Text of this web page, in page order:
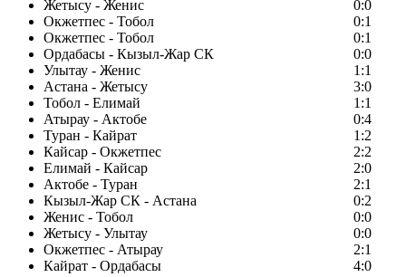
Жетысу - Женис
0:0
Окжетпес - Тобол
0:1
Окжетпес - Тобол
0:1
Ордабасы - Кызыл-Жар СК
0:0
Улытау - Женис
1:1
Астана - Жетысу
3:0
Тобол - Елимай
1:1
Атырау - Актобе
0:4
Туран - Кайрат
1:2
Кайсар - Окжетпес
2:2
Елимай - Кайсар
2:0
Актобе - Туран
2:1
Кызыл-Жар СК - Астана
0:2
Женис - Тобол
0:0
Жетысу - Улытау
0:0
Окжетпес - Атырау
2:1
Кайрат - Ордабасы
4:0